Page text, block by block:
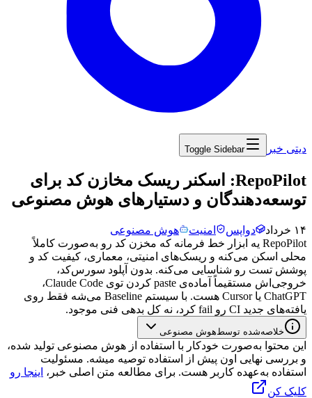
دیتی خبر Toggle Sidebar
‏RepoPilot: اسکنر ریسک مخازن کد برای
توسعه‌دهندگان و دستیارهای هوش مصنوعی
۱۴ خرداد دواپس امنیت
هوش مصنوعی
RepoPilot یه ابزار خط فرمانه که مخزن کد رو به‌صورت کاملاً
محلی اسکن می‌کنه و ریسک‌های امنیتی، معماری، کیفیت کد و
پوشش تست رو شناسایی می‌کنه. بدون آپلود سورس‌کد،
خروجی‌اش مستقیماً آماده‌ی paste کردن توی Claude Code،
ChatGPT یا Cursor هست. با سیستم Baseline می‌شه فقط روی
یافته‌های جدید CI رو fail کرد، نه کل بدهی فنی موجود.
خلاصه‌شده توسطهوش مصنوعی
این محتوا به‌صورت خودکار با استفاده از هوش مصنوعی تولید شده،
و بررسی نهایی اون پیش از استفاده توصیه میشه. مسئولیت
استفاده به‌عهده کاربر هست. برای مطالعه متن اصلی خبر، اینجا رو
کلیک کن